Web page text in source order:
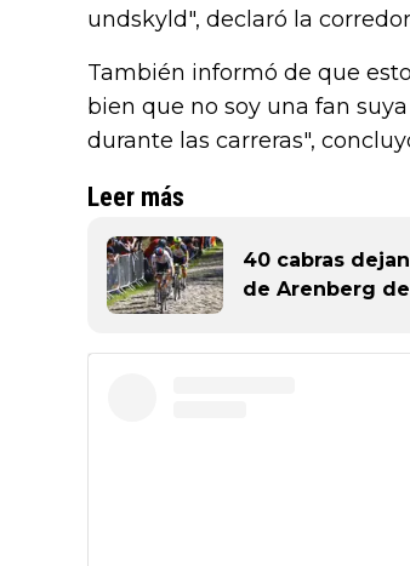
undskyld", declaró la
También informó de que
bien que no soy una fan
durante las carreras",
Leer más
40 cabras
de Arenberg